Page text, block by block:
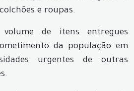
e roupas.
de itens entregues
da população em
urgentes de outras